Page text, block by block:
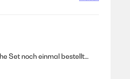
Set noch einmal bestellt…